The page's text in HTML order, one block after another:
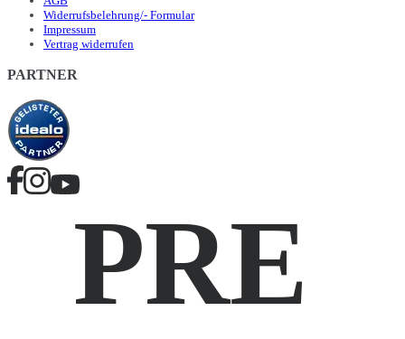
Widerrufsbelehrung/- Formular
Impressum
Vertrag widerrufen
PARTNER